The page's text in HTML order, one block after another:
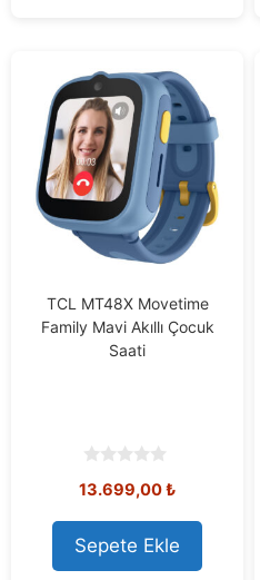
TCL MT48X Movetime
Family Mavi Akıllı Çocuk
Saati
o
t
o
f
5
13.699,00₺
Sepete Ekle